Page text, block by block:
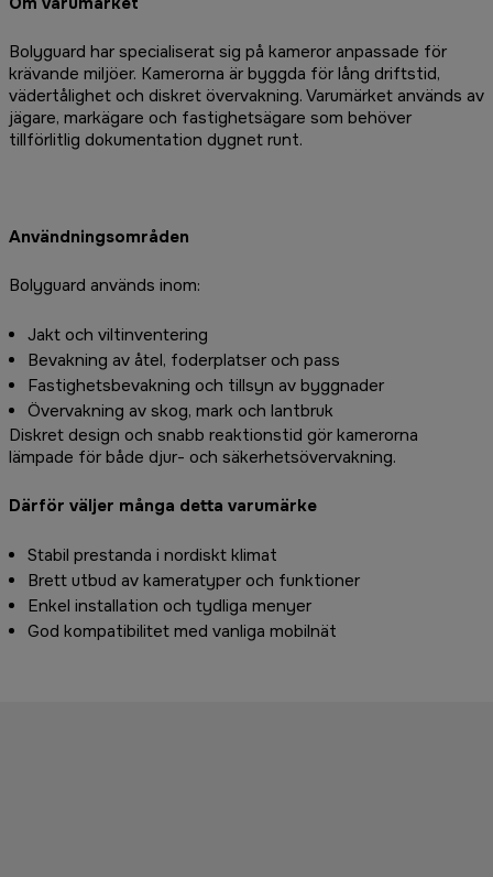
Bolyguard har specialiserat sig på kameror anpassade för
krävande miljöer. Kamerorna är byggda för lång driftstid,
vädertålighet och diskret övervakning. Varumärket används av
jägare, markägare och fastighetsägare som behöver
tillförlitlig dokumentation dygnet runt.
Användningsområden
Bolyguard används inom:
Jakt och viltinventering
Bevakning av åtel, foderplatser och pass
Fastighetsbevakning och tillsyn av byggnader
Övervakning av skog, mark och lantbruk
Diskret design och snabb reaktionstid gör kamerorna
lämpade för både djur- och säkerhetsövervakning.
Därför väljer många detta varumärke
Stabil prestanda i nordiskt klimat
Brett utbud av kameratyper och funktioner
Enkel installation och tydliga menyer
God kompatibilitet med vanliga mobilnät